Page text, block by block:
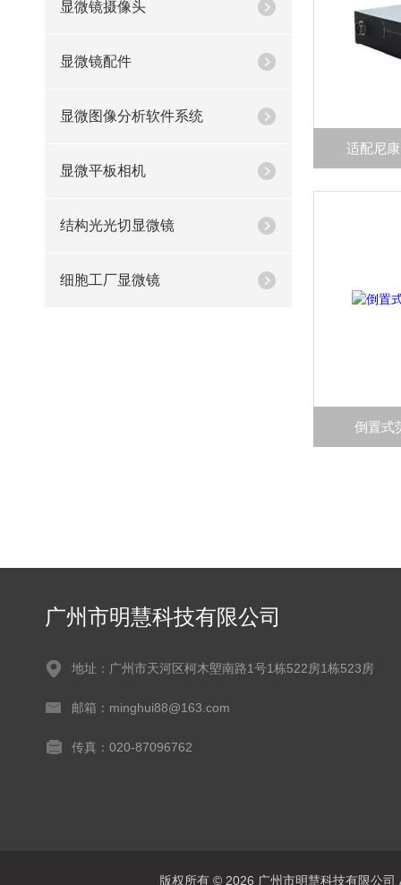
显微镜摄像头
显微镜配件
显微图像分析软件系统
显微平板相机
结构光光切显微镜
细胞工厂显微镜
适配尼
倒置式
广州市明慧科技有限公司
地址：广州市天河区柯木塱南路1号1栋522房1栋523房
邮箱：minghui88@163.com
传真：020-87096762
版权所有 © 2026 广州市明慧科技有限